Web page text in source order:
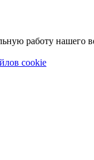
работу нашего
cookie